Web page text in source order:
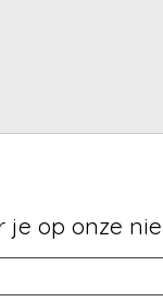
je op onze